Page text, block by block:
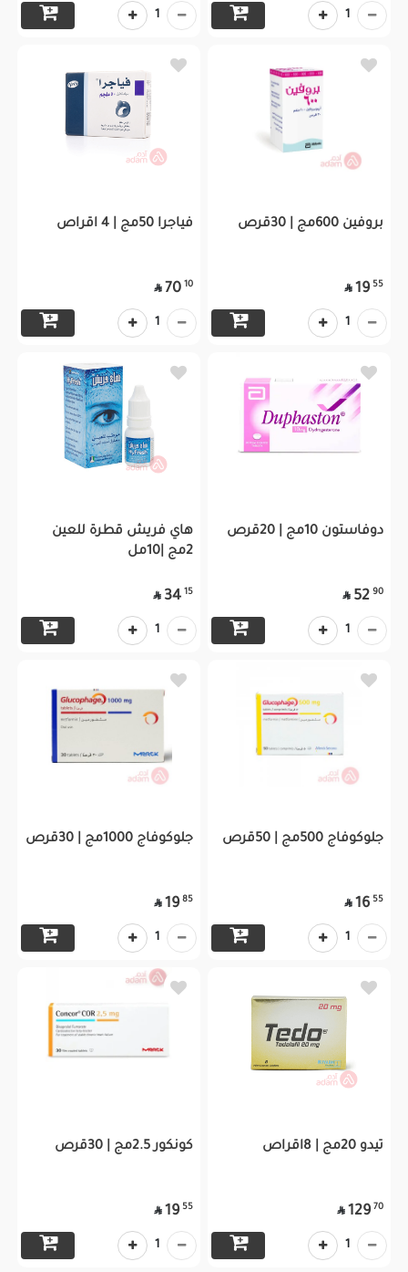
1
1
بروفين 600مج | 30قرص
55
19

1
فياجرا 50مج | 4 اقراص
10
70

1
دوفاستون 10مج | 20قرص
90
52

1
هاي فريش قطرة للعين
2مج |10مل
15
34

1
جلوكوفاج 500مج | 50قرص
55
16

1
جلوكوفاج 1000مج | 30قرص
85
19

1
تيدو 20مج | 8اقراص
70
129

1
كونكور 2.5مج | 30قرص
55
19

1